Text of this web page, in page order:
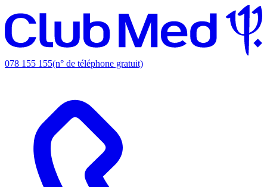
078 155 155(n° de téléphone gratuit)